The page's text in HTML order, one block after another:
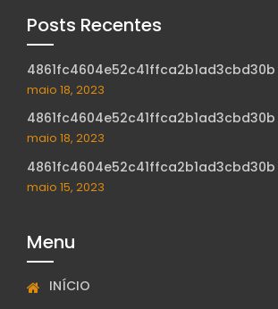
Posts Recentes
4861fc4604e52c41ffca2b1ad3cbd30b
maio 18, 2023
4861fc4604e52c41ffca2b1ad3cbd30b
maio 18, 2023
4861fc4604e52c41ffca2b1ad3cbd30b
maio 15, 2023
Menu
INÍCIO